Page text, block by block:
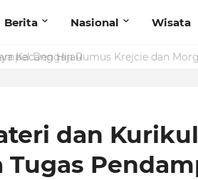
Berita Nasional Wisata
Kacang Hijau
dan
Tugas